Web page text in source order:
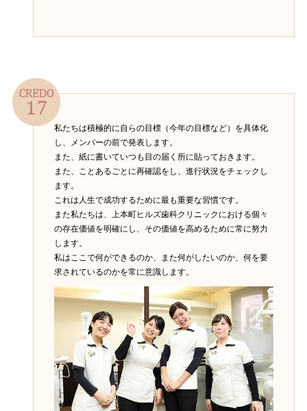
私たちは積極的に自らの目標（今年の目標など）を具体化
し、メンバーの前で発表します。
また、紙に書いていつも目の届く所に貼っておきます。
また、ことあるごとに再確認をし、進行状況をチェックし
ます。
これは人生で成功するために最も重要な習慣です。
また私たちは、上本町ヒルズ歯科クリニックにおける個々
の存在価値を明確にし、その価値を高めるために常に努力
します。
私はここで何ができるのか、また何がしたいのか、何を要
求されているのかを常に意識します。